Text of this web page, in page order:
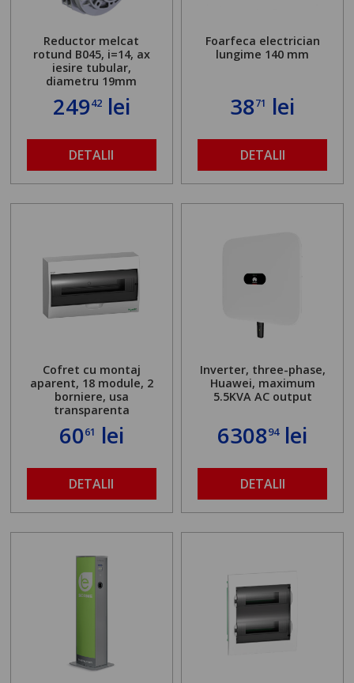
Reductor melcat
rotund B045, i=14, ax
iesire tubular,
diametru 19mm
24942lei
DETALII
Foarfeca electrician
lungime 140 mm
3871 lei
DETALII
Cofret cu montaj
aparent, 18 module, 2
borniere, usa
transparenta
6061 lei
DETALII
Inverter, three-phase,
Huawei, maximum
5.5KVA AC output
630894lei
DETALII